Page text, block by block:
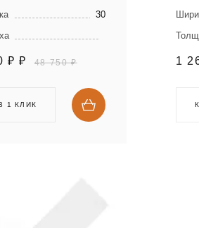
30
₽ ₽ 48 750 ₽
1 КЛИК
1